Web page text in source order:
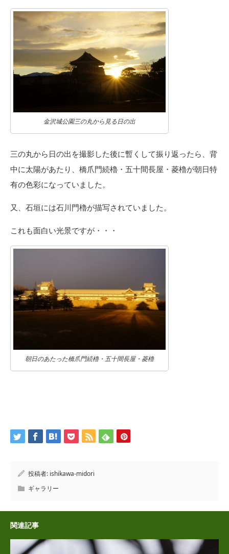
金沢城公園三の丸から見る日の出
三の丸から日の出を撮影した後に暫くして振り返ったら、背
中に太陽があたり、橋爪門続櫓・五十間長屋・菱櫓が朝日特
有の色彩になっていました。
又、石垣には石川門櫓が描写されていました。
これも面白い光景ですが・・・
朝日のあたった橋爪門続櫓・五十間長屋・菱櫓
投稿者: ishikawa-midori
ギャラリー
関連記事